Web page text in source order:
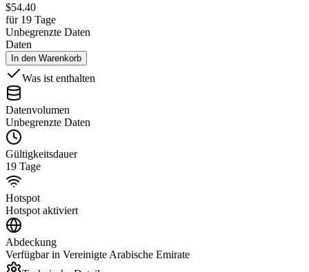
$54.40
für 19 Tage
Unbegrenzte Daten
Daten
In den Warenkorb
Was ist enthalten
Datenvolumen
Unbegrenzte Daten
Gültigkeitsdauer
19 Tage
Hotspot
Hotspot aktiviert
Abdeckung
Verfügbar in Vereinigte Arabische Emirate